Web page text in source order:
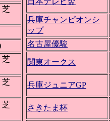
兵庫チャンピオンシ
ップ
名古屋優駿
関東オークス
兵庫ジュニアGP
さきたま杯